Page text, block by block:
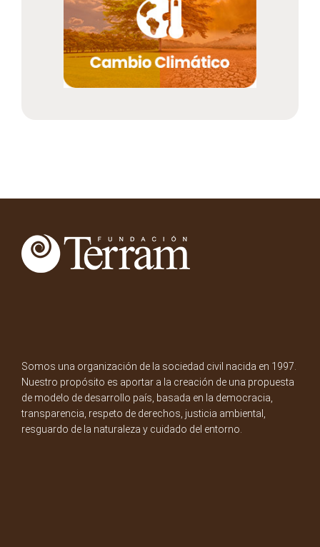
Somos una organización de la sociedad civil nacida en 1997.
Nuestro propósito es aportar a la creación de una propuesta
de modelo de desarrollo país, basada en la democracia,
transparencia, respeto de derechos, justicia ambiental,
resguardo de la naturaleza y cuidado del entorno.